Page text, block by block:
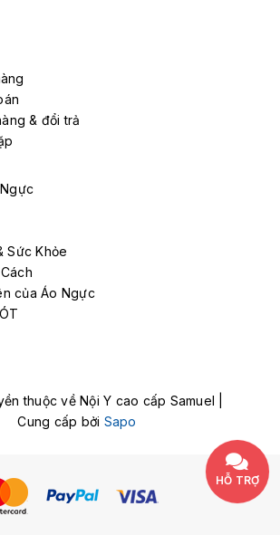
& đổi trả
Sức Khỏe
của Áo Ngực
thuộc về Nội Y cao cấp Samuel |
Cung cấp bởi Sapo
HỖ TRỢ